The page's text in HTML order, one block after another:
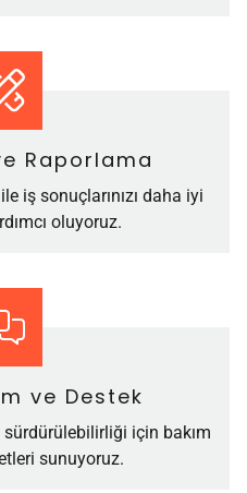
Raporlama
iş sonuçlarınızı daha iyi
oluyoruz.
ve Destek
sürdürülebilirliği için bakım
sunuyoruz.